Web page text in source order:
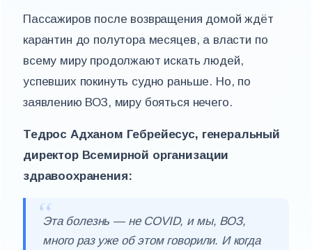
Пассажиров после возвращения домой ждёт
карантин до полутора месяцев, а власти по
всему миру продолжают искать людей,
успевших покинуть судно раньше. Но, по
заявлению ВОЗ, миру бояться нечего.
Тедрос Адханом Гебрейесус, генеральный
директор Всемирной организации
здравоохранения:
Эта болезнь — не COVID, и мы, ВОЗ,
много раз уже об этом говорили. И когда